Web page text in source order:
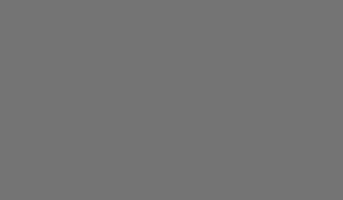
Learning and Enablement Engineer
and
Natick
|